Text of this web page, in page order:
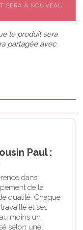
SERA À NOUVEAU
le produit sera
partagée avec
Paul :
dans
de la
qualité. Chaque
et ses
moins un
selon une